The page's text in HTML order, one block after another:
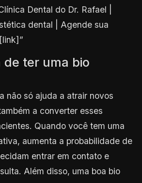
Dental do Dr. Rafael |
dental | Agende sua
de ter uma bio
não só ajuda a atrair novos
a converter esses
Quando você tem uma
aumenta a probabilidade de
entrar em contato e
Além disso, uma boa bio